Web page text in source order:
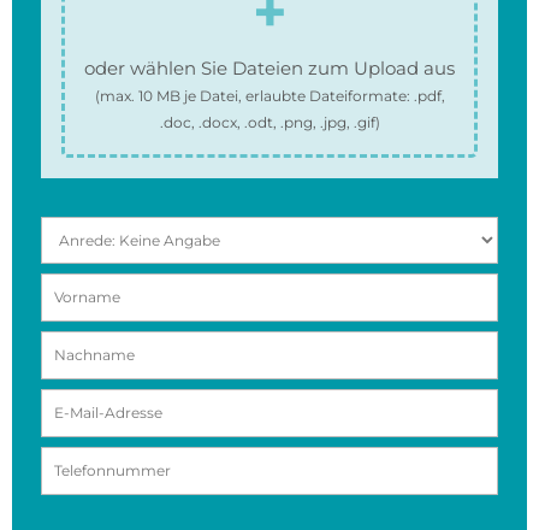
oder wählen Sie Dateien zum Upload aus
(max. 10 MBje Datei, erlaubte Dateiformate: .pdf,
.doc, .docx, .odt, .png, .jpg, .gif)